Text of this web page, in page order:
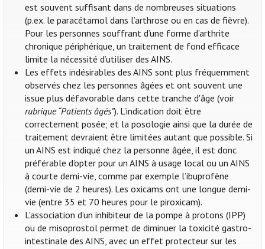
est souvent suffisant dans de nombreuses situations
(p.ex. le paracétamol dans l’arthrose ou en cas de fièvre).
Pour les personnes souffrant d’une forme d’arthrite
chronique périphérique, un traitement de fond efficace
limite la nécessité d’utiliser des AINS.
Les effets indésirables des AINS sont plus fréquemment
observés chez les personnes âgées et ont souvent une
issue plus défavorable dans cette tranche d'âge (voir
rubrique “Patients âgés”). L’indication doit être
correctement posée; et la posologie ainsi que la durée de
traitement devraient être limitées autant que possible. Si
un AINS est indiqué chez la personne âgée, il est donc
préférable d’opter pour un AINS à usage local ou un AINS
à courte demi-vie, comme par exemple l’ibuprofène
(demi-vie de 2 heures). Les oxicams ont une longue demi-
vie (entre 35 et 70 heures pour le piroxicam).
L'association d’un inhibiteur de la pompe à protons (IPP)
ou de misoprostol permet de diminuer la toxicité gastro-
intestinale des AINS, avec un effet protecteur sur les